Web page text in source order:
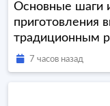
Основные шаги
приготовления
традиционным
7 часов назад